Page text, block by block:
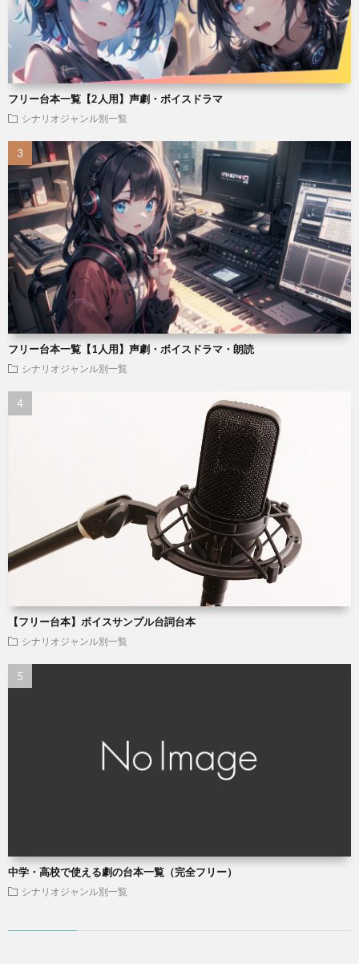
フリー台本一覧【2人用】声劇・ボイスドラマ
シナリオジャンル別一覧
フリー台本一覧【1人用】声劇・ボイスドラマ・朗読
シナリオジャンル別一覧
【フリー台本】ボイスサンプル台詞台本
シナリオジャンル別一覧
中学・高校で使える劇の台本一覧（完全フリー）
シナリオジャンル別一覧